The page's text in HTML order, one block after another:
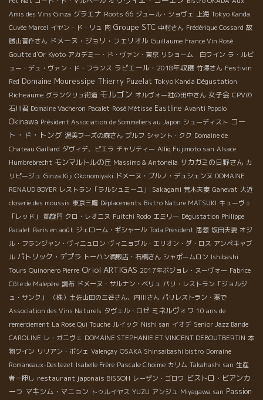
Amis des Vins Ginza グラエナ Roots 66 ジュール・ショヴェ 上海 Tokyo Kanda
Cuvée Marcel イヤン・ド・リュ 肉 Groupe STC 中村さん Frédérique Cossard 故
勝山晋作さん ドメーヌ・ジョリ・フェリオル Guillaume France Vin Rosé
Goutte d’Or Kyoto アカデミー・ド・ヴァン・東京 リショーム 白ワイン ラ・ルビ
ュー・デュ・ヴァン・ド・フランス ラピエール・2018年収穫 竹澤さん Festivin
Red Domaine Mouressipe Thierry Puzelat Tokyo Kanda Dégustation
Richeaume グランクリュ街道 モルゴン オルヴォー社の田中さん 女子会 CPVの
石川君 Domaine Vacheron Pacalet Rosé Métisse Eastline Avanti Popolo
Okinawa Président Association de Sommeliers au Japon シューディスト コー
ト・ド・トング 渥美フーズの森さん プルフ シャント・クク Domaine de
Chateau Gaillard ダヴィデ、ピエラ チャリティー Alliq Fujimoto san Alsace
Humbrebrecht モンマルトルの丘 Massimo & Antonella サカガミの日野さん カ
リピージュ Ginza Kiji Okonomiyaki ドメーヌ・ブルノ・デュシェンヌ DOMAINE
RENAUD BOYER レストラン「ラルシュミーユ」 Sakagami 荒木夫妻 Ganevat 大近
closerie des moussis 東京三鷹 Déplacements Bistro Nature MATSUKI キューヴェ
「レッド」
凱旋門 クロ・レオニヌ Puitchi Rodo エミリー Dégustation Philippe
Pacalet Paris en août ジェローム・ギシャール Toda President 思想 坂田夫妻 オジ
ル・フランジャン・ヴィニュロン ヴィニョブル・エリオン・ダ・ロス アンペキャブ
ル パトリック・デプラ トーハン酒販店・石橋さん シャポームロン Ishibashi
Tours Quinonero Pierre Oriol ARTIGAS 2017年ボジョレ・ヌーヴォー Fabrice
Côte de Malepère 調布 ドメーヌ・サルナン・ベリュ パリ・レストラン「ジョルジ
ュ・サンク」
（株）土佐山田の三谷さん、内川さん パリレストラン・奏で
Association des Vins Naturels タヴェル・ロゼ ミネルヴォワ 10 ans de
remerciement La Rose Qui Touche ルイック Nishi san イオデ Senior Jazz Bande
CAROLINE レ・ガニヴェ DOMAINE STEPHANIE ET VINCENT DEBOUTBERTIN 本
物ワイン リリアン・ボシェ Valençay OSAKA Shinsaibashi bistro Domaine
Romaneaux-Destezet Isabelle Frère Pascale Choime カリム Takahashi san 生産
者一押し restaurant japonais BISSOH レーザン・ゴロワ ビストロ・ビアンカ
ーラ マキシム・マニョン トゥルイヤス YUZU アンジュ Miyagawa san Passion